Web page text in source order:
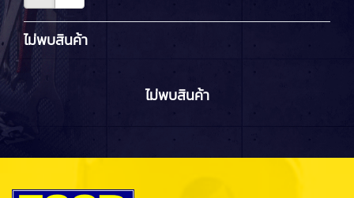
ไม่พบสินค้า
ไม่พบสินค้า